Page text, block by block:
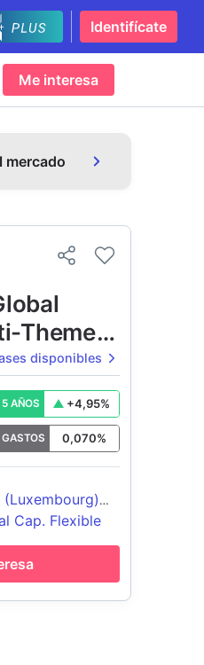
Identifícate
Me interesa
mercado
Theme
disponibles
5 AÑOS +4,95%
GASTOS 0,070%
(Luxembourg)
Cap. Flexible